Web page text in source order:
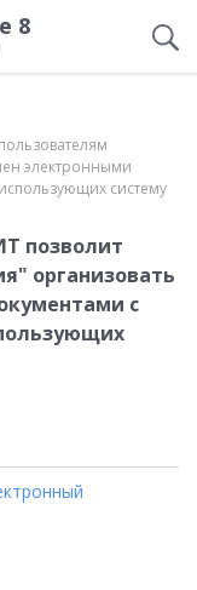
8
электронными
систему
позволит
организовать
с